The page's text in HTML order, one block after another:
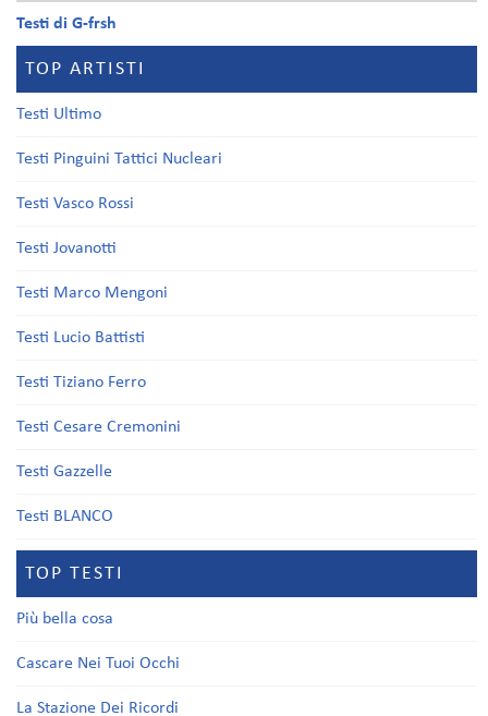
Testi di G-frsh
TOP ARTISTI
Testi Ultimo
Testi Pinguini Tattici Nucleari
Testi Vasco Rossi
Testi Jovanotti
Testi Marco Mengoni
Testi Lucio Battisti
Testi Tiziano Ferro
Testi Cesare Cremonini
Testi Gazzelle
Testi BLANCO
TOP TESTI
Più bella cosa
Cascare Nei Tuoi Occhi
La Stazione Dei Ricordi